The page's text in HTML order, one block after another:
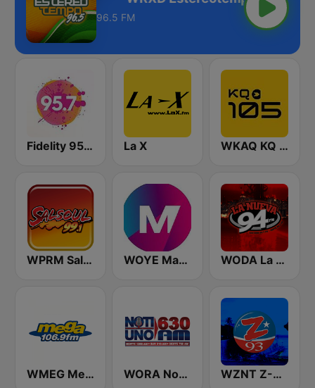
96.5 FM
Fidelity 95.7 FM La X WKAQ KQ 105
WPRM Salsoul 99.1 FM WOYE Magic 97.3 FM WODA La Nueva 94 FM
WMEG Mega 106.9 FM WORA Noti Uno 630 AM WZNT Z-93 FM